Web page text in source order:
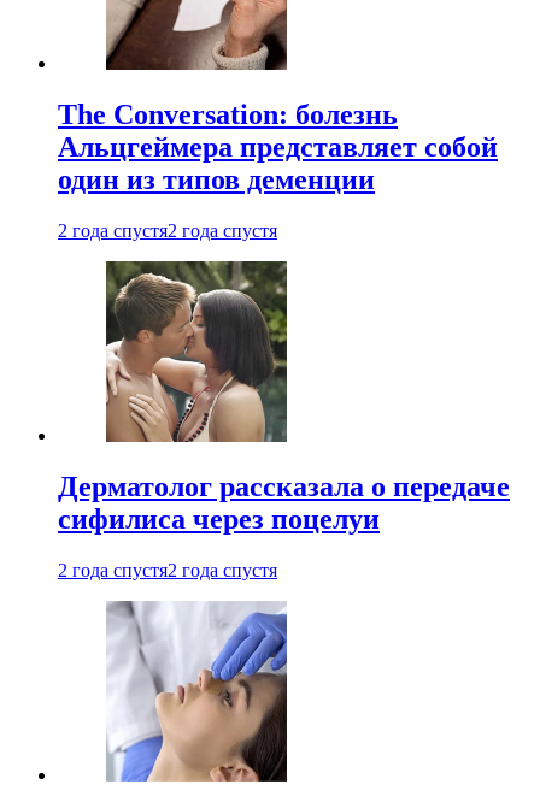
The Conversation: болезнь
Альцгеймера представляет собой
один из типов деменции
2 года спустя2 года спустя
Дерматолог рассказала о передаче
сифилиса через поцелуи
2 года спустя2 года спустя